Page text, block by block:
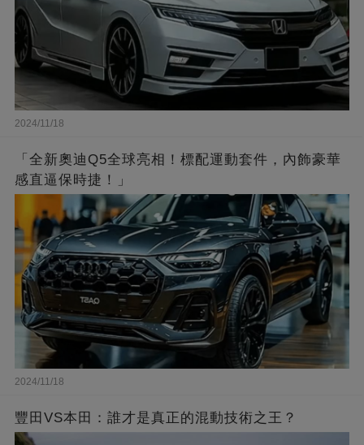
2024/11/18
「全新奧迪Q5全球亮相！標配運動套件，內飾豪華
感直逼保時捷！」
2024/11/18
豐田VS本田：誰才是真正的混動技術之王？